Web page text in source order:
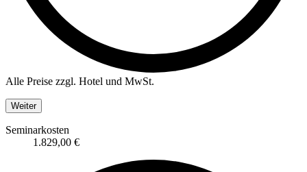
Alle Preise zzgl. Hotel und MwSt.
Weiter
Seminarkosten
1.829,00 €